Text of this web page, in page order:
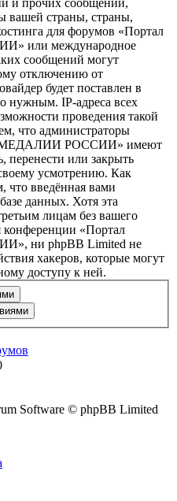
и прочих сообщений,
вашей страны, страны,
для форумов «Портал
или международное
сообщений могут
отключению от
будет поставлен в
нужным. IP-адреса всех
проведения такой
что администраторы
МЕДАЛИИ РОССИИ» имеют
перенести или закрыть
усмотрению. Как
что введённая вами
данных. Хотя эта
лицам без вашего
конференции «Портал
ни phpBB Limited не
хакеров, которые могут
доступу к ней.
Software © phpBB Limited